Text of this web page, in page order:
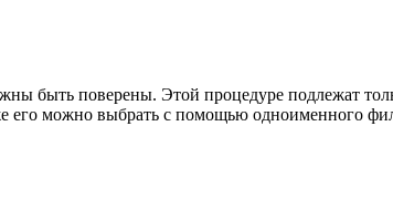
быть поверены. Этой процедуре подлежат
можно выбрать с помощью одноименного